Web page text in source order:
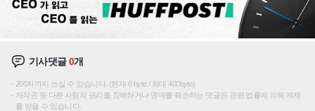
기사댓글0개
200자까지 쓰실 수 있습니다. (현재 0 byte / 최대 400byte)
저작권 등 다른 사람의 권리를 침해하거나 명예를 훼손하는 댓글은 관련 법률에 의해 제재
를 받을 수 있습니다.